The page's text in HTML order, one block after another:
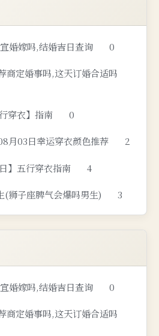
婚嫁吗,结婚吉日查询 0
商定婚事吗,这天订婚合适吗
穿衣】指南 0
月03日幸运穿衣颜色推荐 2
】五行穿衣指南 4
(狮子座脾气会爆吗男生) 3
婚嫁吗,结婚吉日查询 0
商定婚事吗,这天订婚合适吗